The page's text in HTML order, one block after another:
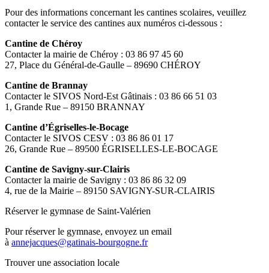
Pour des informations concernant les cantines scolaires, veuillez
contacter le service des cantines aux numéros ci-dessous :
Cantine de Chéroy
Contacter la mairie de Chéroy : 03 86 97 45 60
27, Place du Général-de-Gaulle – 89690 CHÉROY
Cantine de Brannay
Contacter le SIVOS Nord-Est Gâtinais : 03 86 66 51 03
1, Grande Rue – 89150 BRANNAY
Cantine d’Égriselles-le-Bocage
Contacter le SIVOS CESV : 03 86 86 01 17
26, Grande Rue – 89500 ÉGRISELLES-LE-BOCAGE
Cantine de Savigny-sur-Clairis
Contacter la mairie de Savigny : 03 86 86 32 09
4, rue de la Mairie – 89150 SAVIGNY-SUR-CLAIRIS
Réserver le gymnase de Saint-Valérien
Pour réserver le gymnase, envoyez un email
à annejacques@gatinais-bourgogne.fr
Trouver une association locale